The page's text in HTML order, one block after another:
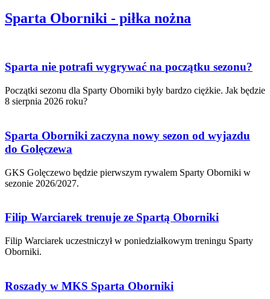
Sparta Oborniki - piłka nożna
Sparta nie potrafi wygrywać na początku sezonu?
Początki sezonu dla Sparty Oborniki były bardzo ciężkie. Jak będzie
8 sierpnia 2026 roku?
Sparta Oborniki zaczyna nowy sezon od wyjazdu
do Golęczewa
GKS Golęczewo będzie pierwszym rywalem Sparty Oborniki w
sezonie 2026/2027.
Filip Warciarek trenuje ze Spartą Oborniki
Filip Warciarek uczestniczył w poniedziałkowym treningu Sparty
Oborniki.
Roszady w MKS Sparta Oborniki